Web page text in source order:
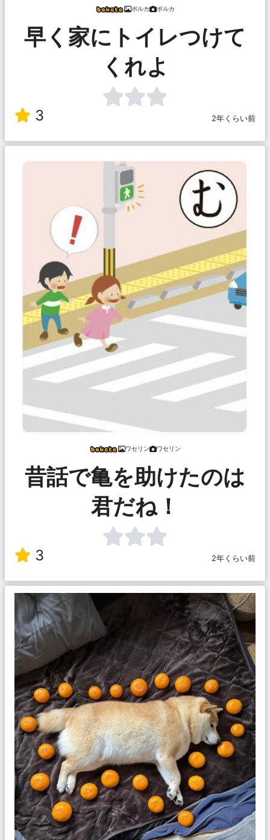
ポルカ ポルカ
早く家にトイレつけて
くれよ
3 2年くらい前
ワセリン ワセリン
昔話で亀を助けたのは
君だね！
3 2年くらい前